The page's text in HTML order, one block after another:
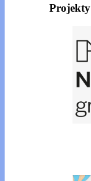
Projekty